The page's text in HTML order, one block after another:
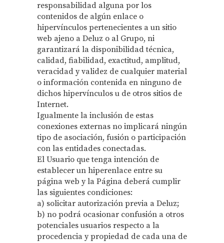
responsabilidad alguna por los
contenidos de algún enlace o
hipervínculos pertenecientes a un sitio
web ajeno a Deluz o al Grupo, ni
garantizará la disponibilidad técnica,
calidad, fiabilidad, exactitud, amplitud,
veracidad y validez de cualquier material
o información contenida en ninguno de
dichos hipervínculos u de otros sitios de
Internet.
Igualmente la inclusión de estas
conexiones externas no implicará ningún
tipo de asociación, fusión o participación
con las entidades conectadas.
El Usuario que tenga intención de
establecer un hiperenlace entre su
página web y la Página deberá cumplir
las siguientes condiciones:
a) solicitar autorización previa a Deluz;
b) no podrá ocasionar confusión a otros
potenciales usuarios respecto a la
procedencia y propiedad de cada una de